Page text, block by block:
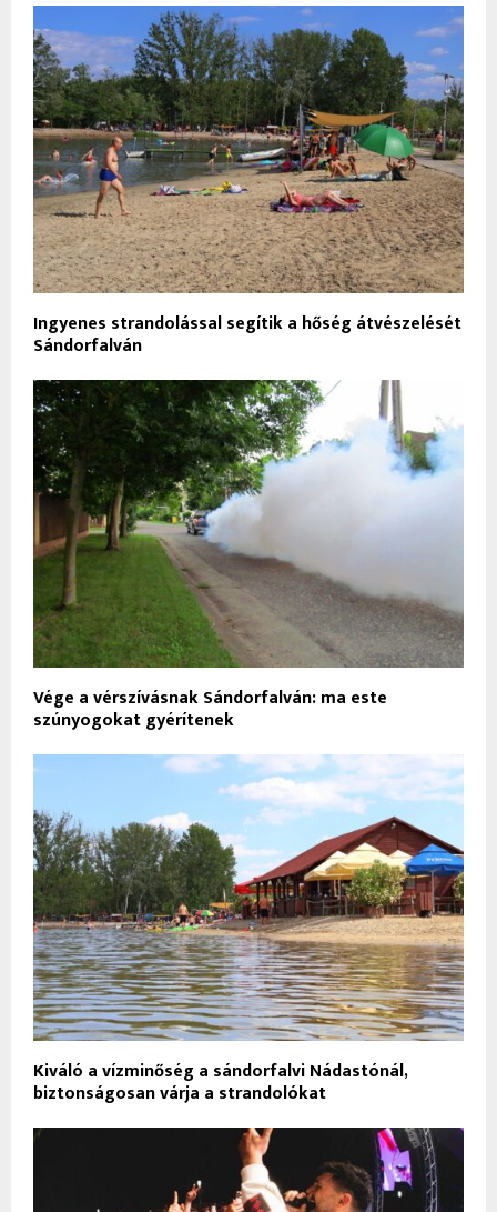
Ingyenes strandolással segítik a hőség átvészelését
Sándorfalván
Vége a vérszívásnak Sándorfalván: ma este
szúnyogokat gyérítenek
Kiváló a vízminőség a sándorfalvi Nádastónál,
biztonságosan várja a strandolókat